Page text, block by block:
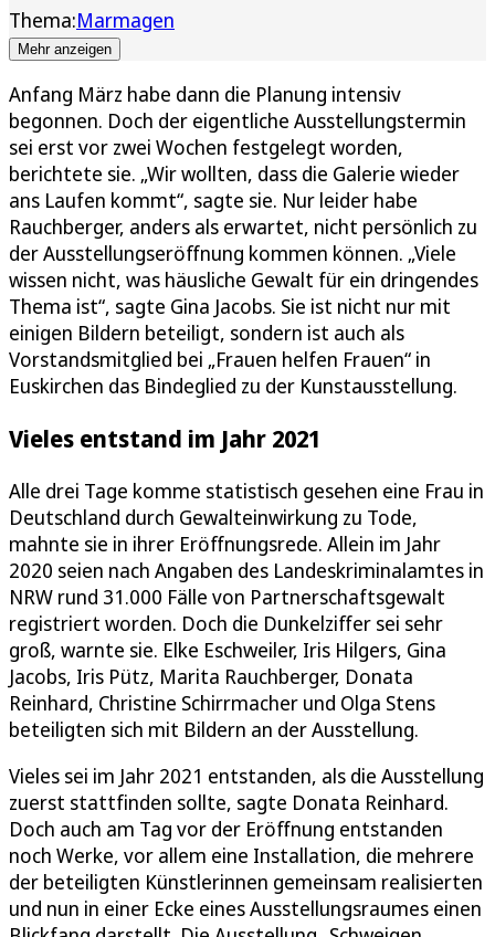
Thema:Marmagen
Mehr anzeigen
Anfang März habe dann die Planung intensiv
begonnen. Doch der eigentliche Ausstellungstermin
sei erst vor zwei Wochen festgelegt worden,
berichtete sie. „Wir wollten, dass die Galerie wieder
ans Laufen kommt“, sagte sie. Nur leider habe
Rauchberger, anders als erwartet, nicht persönlich zu
der Ausstellungseröffnung kommen können. „Viele
wissen nicht, was häusliche Gewalt für ein dringendes
Thema ist“, sagte Gina Jacobs. Sie ist nicht nur mit
einigen Bildern beteiligt, sondern ist auch als
Vorstandsmitglied bei „Frauen helfen Frauen“ in
Euskirchen das Bindeglied zu der Kunstausstellung.
Vieles entstand im Jahr 2021
Alle drei Tage komme statistisch gesehen eine Frau in
Deutschland durch Gewalteinwirkung zu Tode,
mahnte sie in ihrer Eröffnungsrede. Allein im Jahr
2020 seien nach Angaben des Landeskriminalamtes in
NRW rund 31.000 Fälle von Partnerschaftsgewalt
registriert worden. Doch die Dunkelziffer sei sehr
groß, warnte sie. Elke Eschweiler, Iris Hilgers, Gina
Jacobs, Iris Pütz, Marita Rauchberger, Donata
Reinhard, Christine Schirrmacher und Olga Stens
beteiligten sich mit Bildern an der Ausstellung.
Vieles sei im Jahr 2021 entstanden, als die Ausstellung
zuerst stattfinden sollte, sagte Donata Reinhard.
Doch auch am Tag vor der Eröffnung entstanden
noch Werke, vor allem eine Installation, die mehrere
der beteiligten Künstlerinnen gemeinsam realisierten
und nun in einer Ecke eines Ausstellungsraumes einen